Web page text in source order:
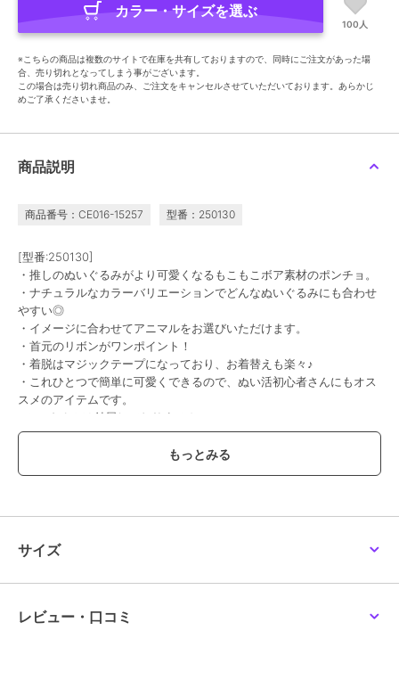
カラー・サイズを選ぶ
100人
※こちらの商品は複数のサイトで在庫を共有しておりますので、同時にご注文があった場
合、売り切れとなってしまう事がございます。
この場合は売り切れ商品のみ、ご注文をキャンセルさせていただいております。あらかじ
めご了承くださいませ。
商品説明
商品番号：CE016-15257 型番：250130
[型番:250130]
・推しのぬいぐるみがより可愛くなるもこもこボア素材のポンチョ。
・ナチュラルなカラーバリエーションでどんなぬいぐるみにも合わせ
やすい◎
・イメージに合わせてアニマルをお選びいただけます。
・首元のリボンがワンポイント！
・着脱はマジックテープになっており、お着替えも楽々♪
・これひとつで簡単に可愛くできるので、ぬい活初心者さんにもオス
スメのアイテムです。
※ぬいぐるみは付属しておりません。
開閉：マジックテープ
いぬ 犬 イヌ ドッグ ねこ 猫 ネコ キャット ねこみみ 猫耳 ねこ耳 うさ
みみ ウサミミ うさ耳 くまみみ クマミミ くま耳 ぽんちょ 頭巾 ずき
春用 夏用 秋冬 秋用 冬用 春 夏 秋 冬 オールシーズン くすみカラー く
サイズ
レビュー・口コミ